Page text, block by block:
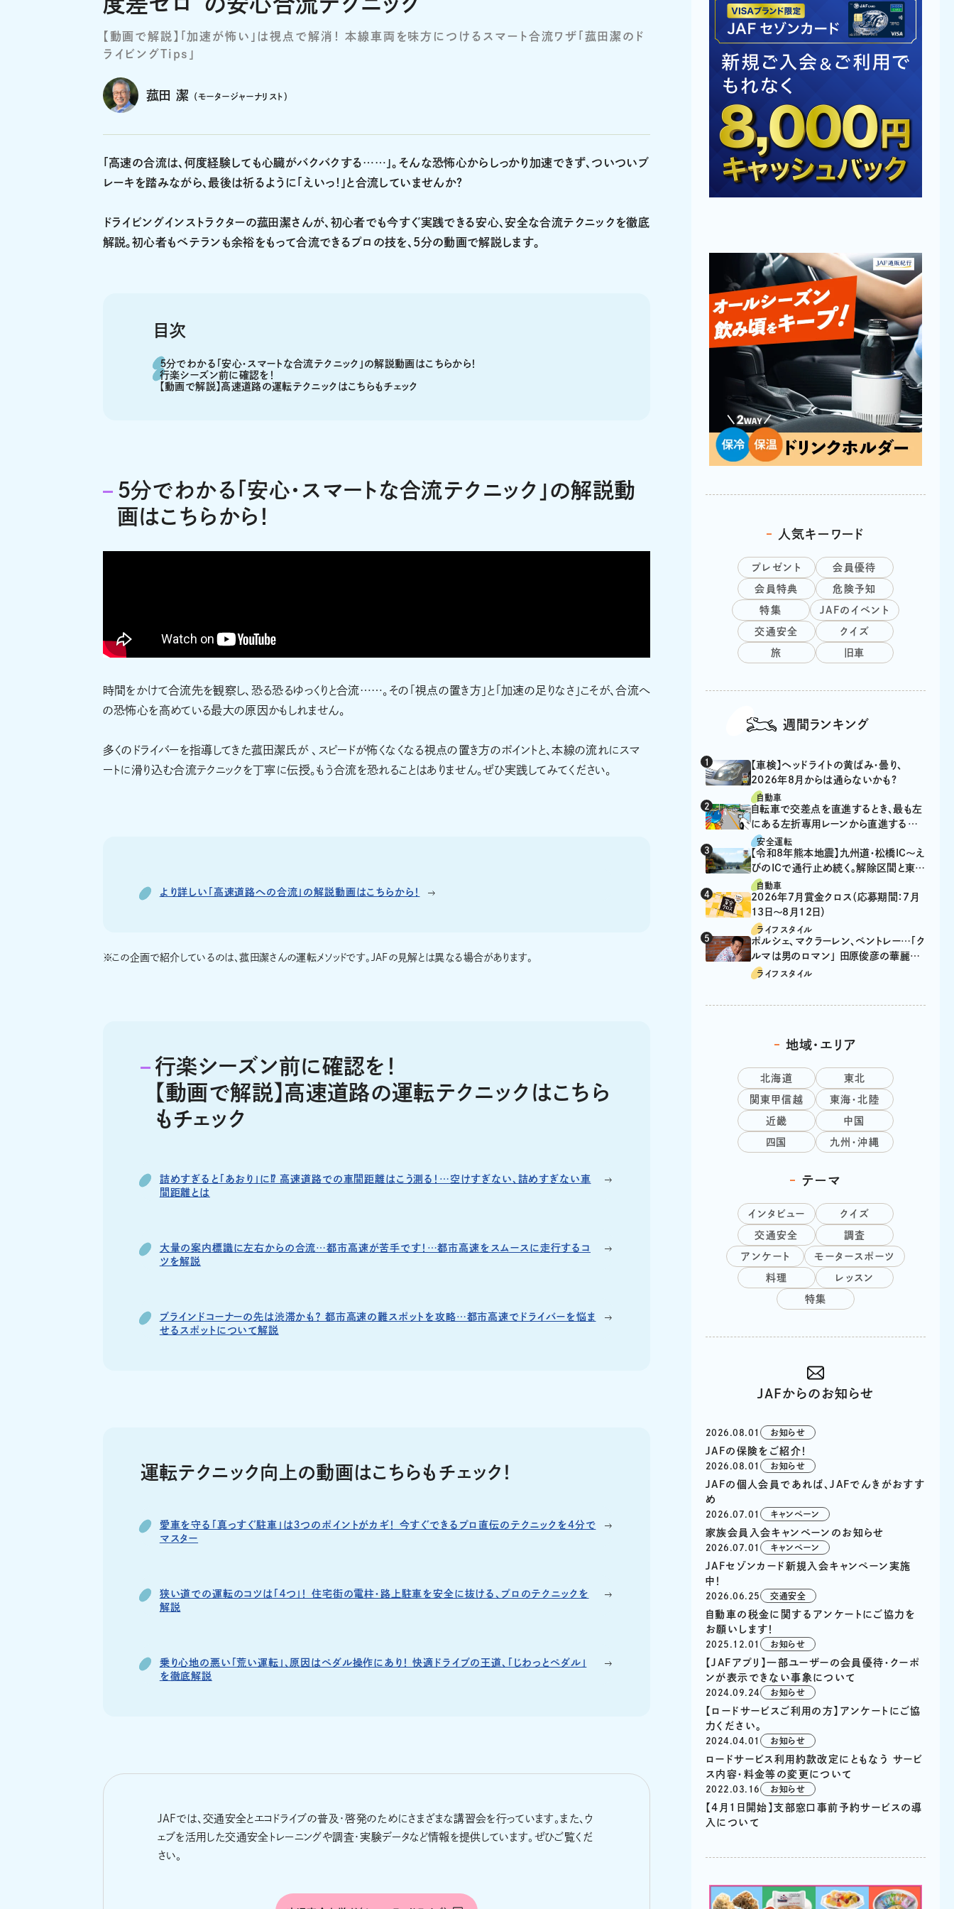
【動画で解説】「加速が怖い」は視点で解消！ 本線車両を味方につけるスマート合流ワザ「菰田潔のド
ライビングTips」
菰田 潔 （モータージャーナリスト）
「高速の合流は、何度経験しても心臓がバクバクする……」。そんな恐怖心からしっかり加速できず、ついついブ
レーキを踏みながら、最後は祈るように「えいっ！」と合流していませんか？
ドライビングインストラクターの菰田潔さんが、初心者でも今すぐ実践できる安心、安全な合流テクニックを徹底
解説。初心者もベテランも余裕をもって合流できるプロの技を、5分の動画で解説します。
目次
５分でわかる「安心・スマートな合流テクニック」の解説動画はこちらから！
行楽シーズン前に確認を！
【動画で解説】高速道路の運転テクニックはこちらもチェック
５分でわかる「安心・スマートな合流テクニック」の解説動
画はこちらから！
時間をかけて合流先を観察し、恐る恐るゆっくりと合流……。その「視点の置き方」と「加速の足りなさ」こそが、合流へ
の恐怖心を高めている最大の原因かもしれません。
多くのドライバーを指導してきた菰田潔氏が 、スピードが怖くなくなる視点の置き方のポイントと、本線の流れにスマ
ートに滑り込む合流テクニックを丁寧に伝授。もう合流を恐れることはありません。ぜひ実践してみてください。
より詳しい「高速道路への合流」の解説動画はこちらから！
※この企画で紹介しているのは、菰田潔さんの運転メソッドです。JAFの見解とは異なる場合があります。
行楽シーズン前に確認を！
【動画で解説】高速道路の運転テクニックはこちら
もチェック
詰めすぎると「あおり」に⁉ 高速道路での車間距離はこう測る！…空けすぎない、詰めすぎない車
間距離とは
大量の案内標識に左右からの合流…都市高速が苦手です！…都市高速をスムースに走行するコ
ツを解説
ブラインドコーナーの先は渋滞かも？ 都市高速の難スポットを攻略…都市高速でドライバーを悩ま
せるスポットについて解説
運転テクニック向上の動画はこちらもチェック！
愛車を守る「真っすぐ駐車」は３つのポイントがカギ！ 今すぐできるプロ直伝のテクニックを4分で
マスター
狭い道での運転のコツは「４つ」！ 住宅街の電柱・路上駐車を安全に抜ける、プロのテクニックを
解説
乗り心地の悪い「荒い運転」、原因はペダル操作にあり！ 快適ドライブの王道、「じわっとペダル」
を徹底解説
JAFでは、交通安全とエコドライブの普及・啓発のためにさまざまな講習会を行っています。また、ウ
ェブを活用した交通安全トレーニングや調査・実験データなど情報を提供しています。ぜひご覧くだ
さい。
人気キーワード
プレゼント 会員優待
会員特典 危険予知
特集 JAFのイベント
交通安全 クイズ
旅 旧車
週間ランキング
【車検】ヘッドライトの黄ばみ・曇り、
2026年8月からは通らないかも?
自動車
自転車で交差点を直進するとき、最も左
にある左折専用レーンから直進するの
は、違反？
安全運転
【令和8年熊本地震】九州道・松橋IC～え
びのICで通行止め続く。解除区間と東九
州道の迂回ルート
自動車
2026年7月賞金クロス（応募期間：7月
13日～8月12日）
ライフスタイル
ポルシェ、マクラーレン、ベントレー…「ク
ルマは男のロマン」 田原俊彦の華麗な
る愛車遍歴
ライフスタイル
地域・エリア
北海道 東北
関東甲信越 東海・北陸
近畿 中国
四国 九州・沖縄
テーマ
インタビュー クイズ
交通安全 調査
アンケート モータースポーツ
料理 レッスン
特集
JAFからのお知らせ
2026.08.01 お知らせ
JAFの保険をご紹介！
2026.08.01 お知らせ
JAFの個人会員であれば、JAFでんきがおすす
め
2026.07.01 キャンペーン
家族会員入会キャンペーンのお知らせ
2026.07.01 キャンペーン
JAFセゾンカード新規入会キャンペーン実施
中！
2026.06.25 交通安全
自動車の税金に関するアンケートにご協力を
お願いします！
2025.12.01 お知らせ
【JAFアプリ】一部ユーザーの会員優待・クーポ
ンが表示できない事象について
2024.09.24 お知らせ
【ロードサービスご利用の方】アンケートにご協
力ください。
2024.04.01 お知らせ
ロードサービス利用約款改定にともなう サービ
ス内容・料金等の変更について
2022.03.16 お知らせ
【4月1日開始】支部窓口事前予約サービスの導
入について